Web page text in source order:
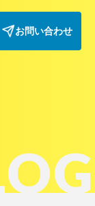
お問い合わせ